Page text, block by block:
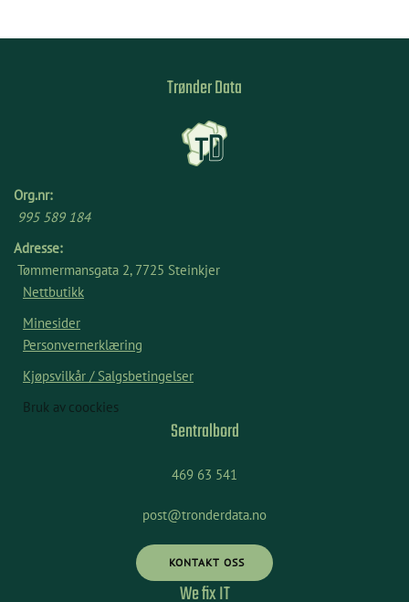
Trønder Data
Org.nr:
995 589 184
Adresse:
Tømmermansgata 2, 7725 Steinkjer
Nettbutikk
Minesider
Personvernerklæring
Kjøpsvilkår / Salgsbetingelser
Bruk av coockies
Sentralbord
469 63 541
post@tronderdata.no
KONTAKT OSS
We fix IT